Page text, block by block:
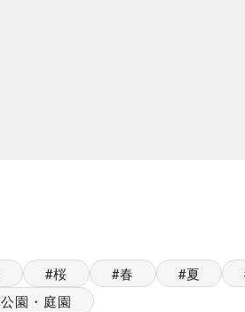
桜 春 夏
公園・庭園